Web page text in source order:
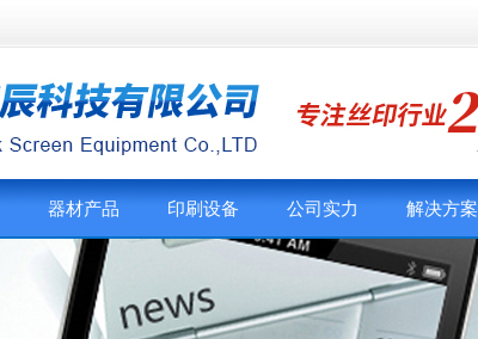
器材产品 印刷设备 公司实力 解决方案